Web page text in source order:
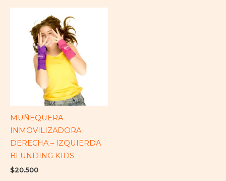
MUÑEQUERA
INMOVILIZADORA
DERECHA – IZQUIERDA
BLUNDING KIDS
$20.500